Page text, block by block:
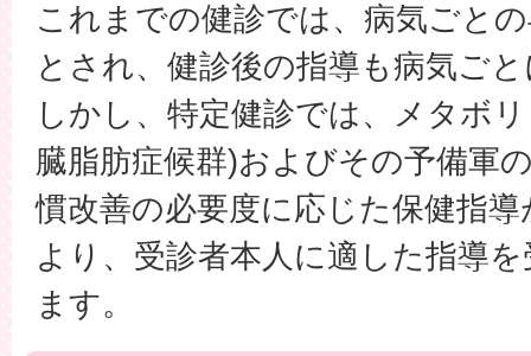
これまでの健診では、病気ごと
とされ、健診後の指導も病気ご
しかし、特定健診では、メタボ
臓脂肪症候群)およびその予備軍
慣改善の必要度に応じた保健指
より、受診者本人に適した指導
ます。